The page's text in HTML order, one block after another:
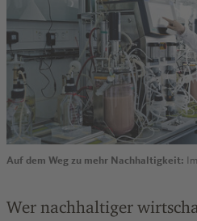
Auf dem Weg zu mehr Nachhaltigkeit:
Wer nachhaltiger